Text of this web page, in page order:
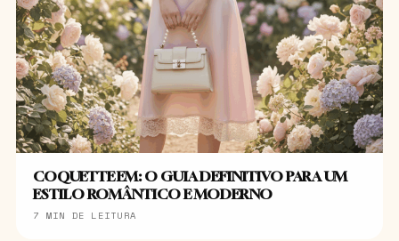
COQUETTE EM: O GUIA DEFINITIVO PARA UM
ESTILO ROMÂNTICO E MODERNO
7 MIN DE LEITURA